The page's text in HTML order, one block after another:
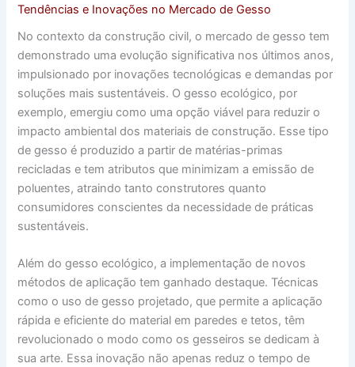
Tendências e Inovações no Mercado de Gesso
No contexto da construção civil, o mercado de gesso tem
demonstrado uma evolução significativa nos últimos anos,
impulsionado por inovações tecnológicas e demandas por
soluções mais sustentáveis. O gesso ecológico, por
exemplo, emergiu como uma opção viável para reduzir o
impacto ambiental dos materiais de construção. Esse tipo
de gesso é produzido a partir de matérias-primas
recicladas e tem atributos que minimizam a emissão de
poluentes, atraindo tanto construtores quanto
consumidores conscientes da necessidade de práticas
sustentáveis.
Além do gesso ecológico, a implementação de novos
métodos de aplicação tem ganhado destaque. Técnicas
como o uso de gesso projetado, que permite a aplicação
rápida e eficiente do material em paredes e tetos, têm
revolucionado o modo como os gesseiros se dedicam à
sua arte. Essa inovação não apenas reduz o tempo de